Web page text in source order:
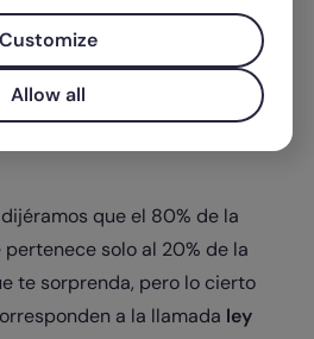
que el 80% de la
solo al 20% de la
te sorprenda, pero lo cierto
a la llamada ley
Customize
Allow all